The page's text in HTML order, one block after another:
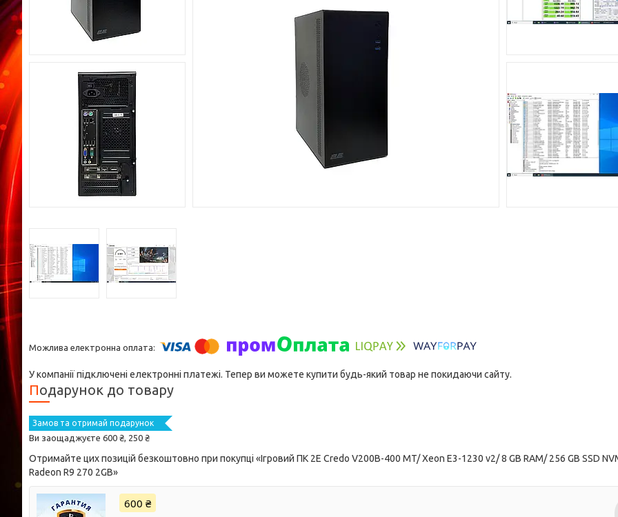
У компанії підключені електронні платежі. Тепер ви можете купити будь-який товар не покидаючи сайту.
Подарунок до товару
Замов та отримай подарунок
Ви заощаджуєте 600 ₴, 250 ₴
Отримайте цих позицій безкоштовно при покупці «Ігровий ПК 2E Credo V200B-400 MT/ Xeon E3-1230 v2/ 8 GB RAM/ 256 GB SSD
Radeon R9 270 2GB»
600 ₴